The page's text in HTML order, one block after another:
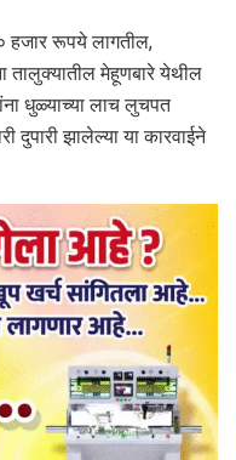
हजार रूपये लागतील,
तालुक्यातील मेहूणबारे येथील
धुळ्याच्या लाच लुचपत
दुपारी झालेल्या या कारवाईने